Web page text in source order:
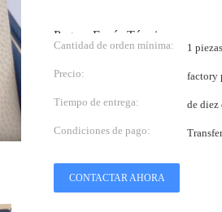
Pago y Envío Términos:
Cantidad de orden mínima: 1 piezas
Precio: factory
Tiempo de entrega: de diez
Condiciones de pago:
CONTACTAR AHORA